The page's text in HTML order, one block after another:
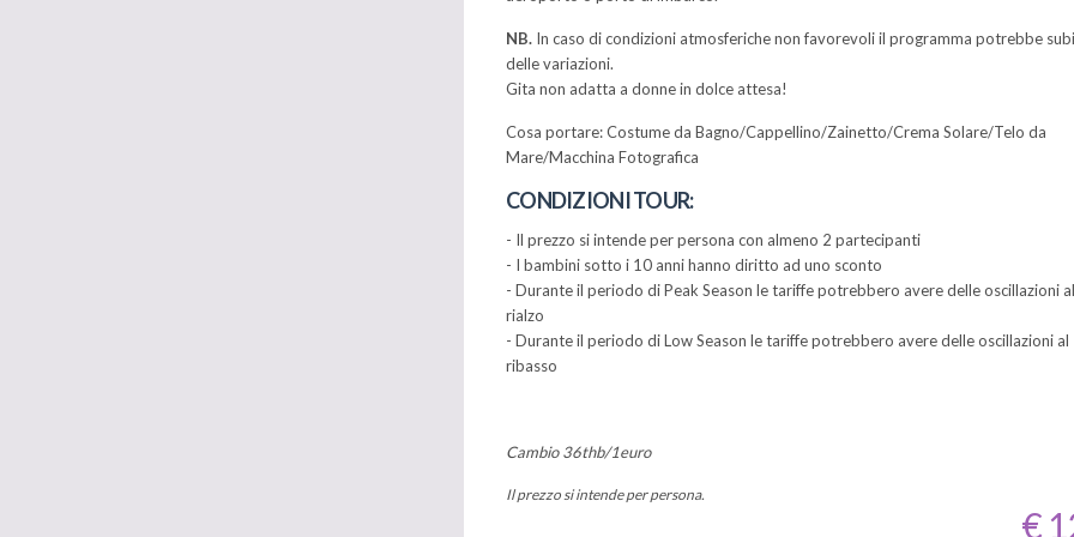
NB. In caso di condizioni atmosferiche non favorevoli il programma potrebbe
delle variazioni.
Gita non adatta a donne in dolce attesa!
Cosa portare: Costume da Bagno/Cappellino/Zainetto/Crema Solare/Telo da
Mare/Macchina Fotografica
CONDIZIONI TOUR:
- Il prezzo si intende per persona con almeno 2 partecipanti
- I bambini sotto i 10 anni hanno diritto ad uno sconto
- Durante il periodo di Peak Season le tariffe potrebbero avere delle oscillazioni al
rialzo
- Durante il periodo di Low Season le tariffe potrebbero avere delle oscillazioni al
ribasso
Cambio 36thb/1euro
Il prezzo si intende per persona.
€